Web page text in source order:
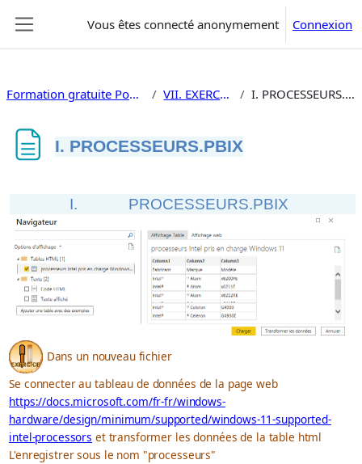
Vous êtes connecté anonymement Connexion
Formation gratuite Power Bi VII. EXERCICES I. PROCESSEURS.PBIX
I. PROCESSEURS.PBIX
I. PROCESSEURS.PBIX
Dans un nouveau fichier
Se connecter au tableau de données de la page web
https://docs.microsoft.com/fr-fr/windows-
hardware/design/minimum/supported/windows-11-supported-
intel-processors et transformer les données de la table html
L'enregistrer sous le nom "processeurs"